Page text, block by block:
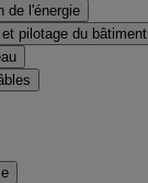
de l'énergie
pilotage du bâtiment